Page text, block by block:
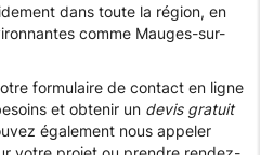
dans toute la région, en
comme Mauges-sur-
formulaire de contact en ligne
et obtenir un devis gratuit
également nous appeler